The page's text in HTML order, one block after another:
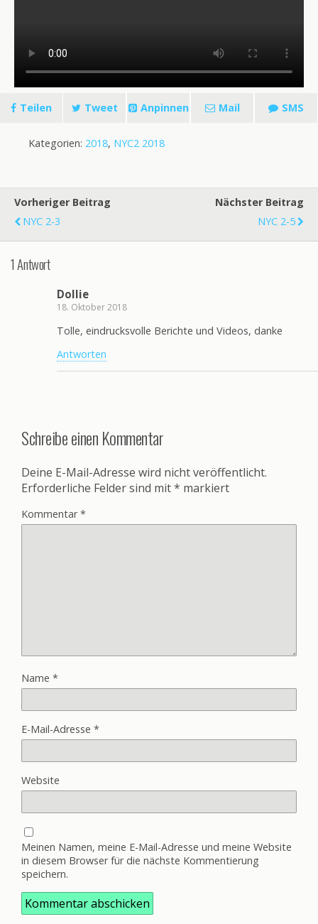
Teilen Tweet Anpinnen Mail SMS
Kategorien: 2018, NYC2 2018
Vorheriger Beitrag
NYC 2-3
Nächster Beitrag
NYC 2-5
1 Antwort
Dollie
18. Oktober 2018
Tolle, eindrucksvolle Berichte und Videos, danke
Antworten
Schreibe einen Kommentar
Deine E-Mail-Adresse wird nicht veröffentlicht.
Erforderliche Felder sind mit* markiert
Kommentar*
Name *
E-Mail-Adresse *
Website
Meinen Namen, meine E-Mail-Adresse und meine Website
in diesem Browser für die nächste Kommentierung
speichern.